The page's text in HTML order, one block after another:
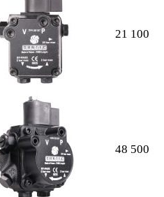
21 100
48 500